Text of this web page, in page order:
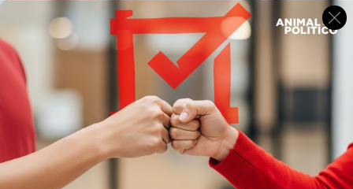
Leer después
Échale un vistazo a este asombroso trabajo de un taller
de astrofotografía en los Himalayas. Video vía Vimeo.